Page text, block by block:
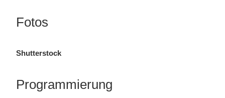
Fotos
Shutterstock
Programmierung